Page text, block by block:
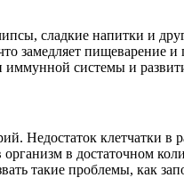
сладкие напитки и
пищеварение и
системы и
Недостаток клетчатки
в достаточном
такие проблемы, как